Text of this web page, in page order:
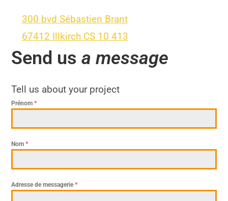
300 bvd Sébastien Brant
67412 Illkirch CS 10 413
Send usa message
Tell us about your project
Prénom*
Nom*
Adresse de messagerie*